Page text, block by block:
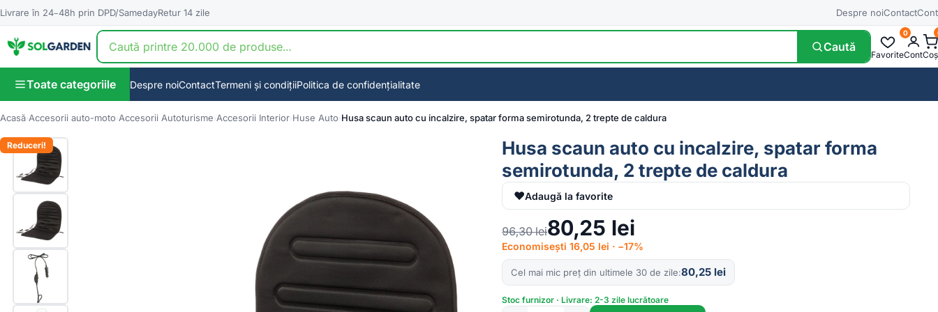
Livrare în 24–48h prin DPD/SamedayRetur 14 zile Despre noiContactCont
Caută
Favorite
0
ContCoș
Toate categoriile Despre noiContactTermeni și condițiiPolitica de confidențialitate
Acasă Accesorii auto-moto Accesorii Autoturisme Accesorii Interior Huse Auto Husa scaun auto cu incalzire, spatar forma semirotunda, 2 trepte de caldura
Reduceri!
Husa scaun auto cu incalzire, spatar forma
semirotunda, 2 trepte de caldura
♥Adaugă la favorite
96,30lei80,25 lei
Economisești 16,05 lei · −17%
Cel mai mic preț din ultimele 30 de zile 80,25 lei
Stoc furnizor · Livrare: 2-3 zile lucrătoare